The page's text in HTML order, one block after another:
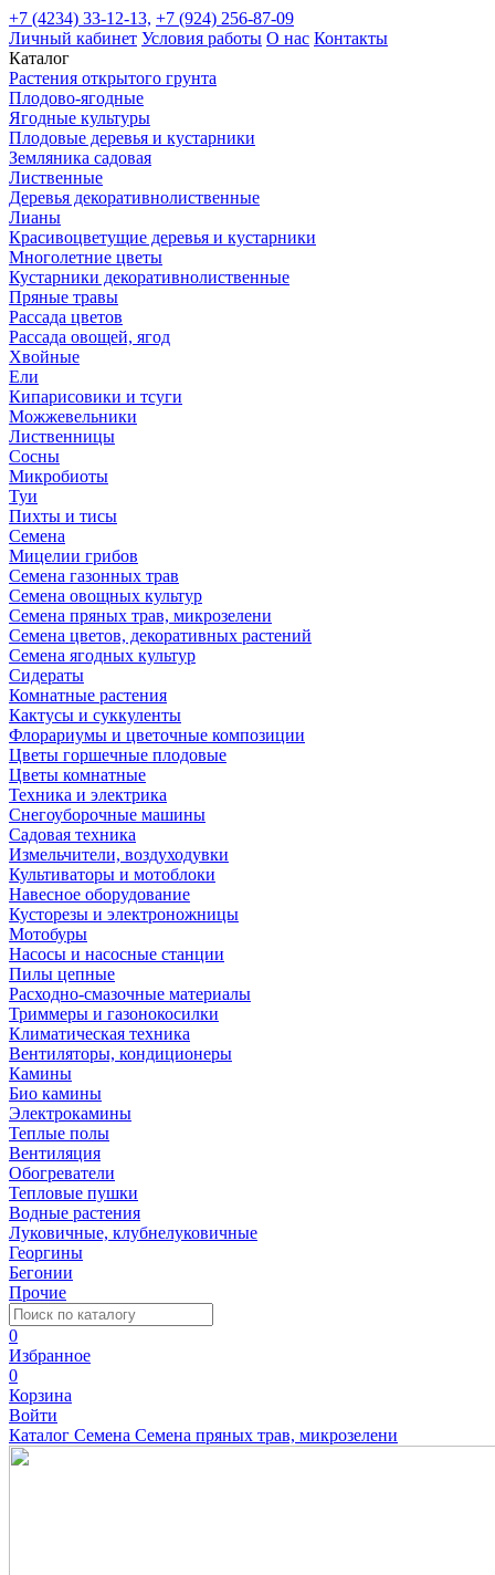
+7 (4234) 33-12-13, +7 (924) 256-87-09
Личный кабинет Условия работы О нас Контакты
Каталог
Растения открытого грунта
Плодово-ягодные
Ягодные культуры
Плодовые деревья и кустарники
Земляника садовая
Лиственные
Деревья декоративнолиственные
Лианы
Красивоцветущие деревья и кустарники
Многолетние цветы
Кустарники декоративнолиственные
Пряные травы
Рассада цветов
Рассада овощей, ягод
Хвойные
Ели
Кипарисовики и тсуги
Можжевельники
Лиственницы
Сосны
Микробиоты
Туи
Пихты и тисы
Семена
Мицелии грибов
Семена газонных трав
Семена овощных культур
Семена пряных трав, микрозелени
Семена цветов, декоративных растений
Семена ягодных культур
Сидераты
Комнатные растения
Кактусы и суккуленты
Флорариумы и цветочные композиции
Цветы горшечные плодовые
Цветы комнатные
Техника и электрика
Снегоуборочные машины
Садовая техника
Измельчители, воздуходувки
Культиваторы и мотоблоки
Навесное оборудование
Кусторезы и электроножницы
Мотобуры
Насосы и насосные станции
Пилы цепные
Расходно-смазочные материалы
Триммеры и газонокосилки
Климатическая техника
Вентиляторы, кондиционеры
Камины
Био камины
Электрокамины
Теплые полы
Вентиляция
Обогреватели
Тепловые пушки
Водные растения
Луковичные, клубнелуковичные
Георгины
Бегонии
Прочие
0
Избранное
0
Корзина
Войти
Каталог Семена Семена пряных трав, микрозелени